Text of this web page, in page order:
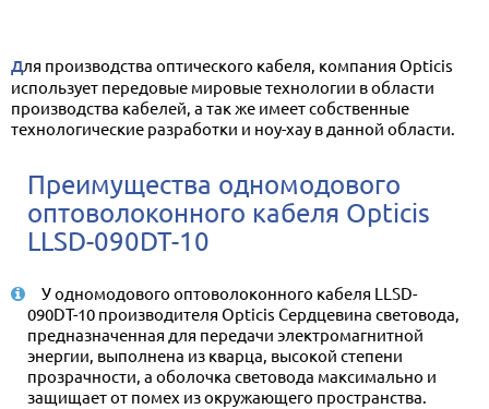
Для производства оптического кабеля, компания Opticis
использует передовые мировые технологии в области
производства кабелей, а так же имеет собственные
технологические разработки и ноу-хау в данной области.
Преимущества одномодового
оптоволоконного кабеля Opticis
LLSD-090DT-10
У одномодового оптоволоконного кабеля LLSD-
090DT-10 производителя Opticis Сердцевина световода,
предназначенная для передачи электромагнитной
энергии, выполнена из кварца, высокой степени
прозрачности, а оболочка световода максимально и
защищает от помех из окружающего пространства.